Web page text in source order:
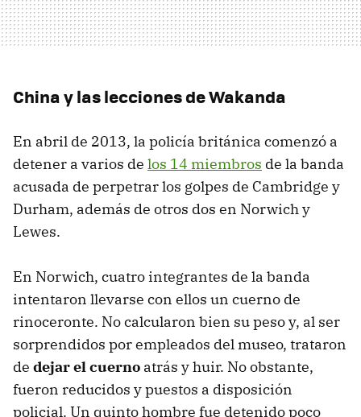
China y las lecciones de Wakanda
En abril de 2013, la policía británica comenzó a
detener a varios de los 14 miembros de la banda
acusada de perpetrar los golpes de Cambridge y
Durham, además de otros dos en Norwich y
Lewes.
En Norwich, cuatro integrantes de la banda
intentaron llevarse con ellos un cuerno de
rinoceronte. No calcularon bien su peso y, al ser
sorprendidos por empleados del museo, trataron
de dejar el cuerno atrás y huir. No obstante,
fueron reducidos y puestos a disposición
policial. Un quinto hombre fue detenido poco